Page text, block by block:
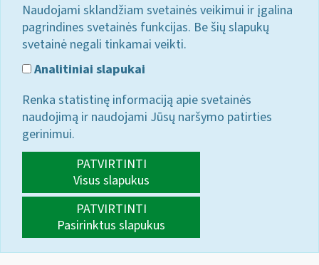
Naudojami sklandžiam svetainės veikimui ir įgalina
pagrindines svetainės funkcijas. Be šių slapukų
svetainė negali tinkamai veikti.
Analitiniai slapukai
Renka statistinę informaciją apie svetainės
naudojimą ir naudojami Jūsų naršymo patirties
gerinimui.
PATVIRTINTI
Visus slapukus
PATVIRTINTI
Pasirinktus slapukus